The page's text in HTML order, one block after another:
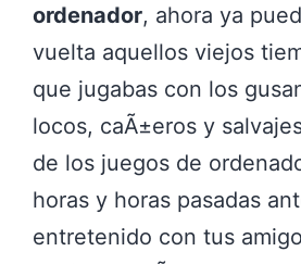
ordenador, ahora ya
vuelta aquellos viejos
que jugabas con los
locos, caÃ±eros y
de los juegos de
horas y horas pasadas
entretenido con tus